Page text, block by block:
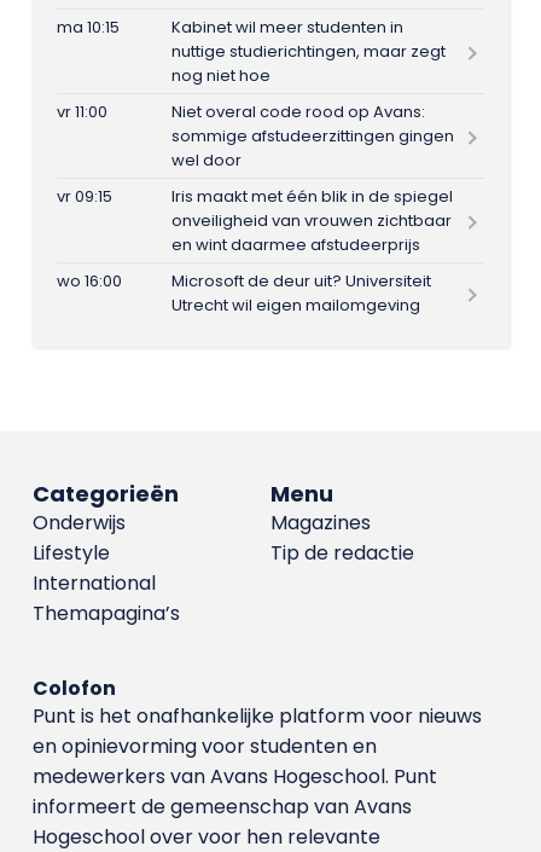
ma 10:15
Kabinet wil meer studenten in
nuttige studierichtingen, maar zegt
nog niet hoe
vr 11:00
Niet overal code rood op Avans:
sommige afstudeerzittingen gingen
wel door
vr 09:15
Iris maakt met één blik in de spiegel
onveiligheid van vrouwen zichtbaar
en wint daarmee afstudeerprijs
wo 16:00
Microsoft de deur uit? Universiteit
Utrecht wil eigen mailomgeving
Menu
Magazines
Tip de redactie
Categorieën
Onderwijs
Lifestyle
International
Themapagina’s
Colofon
Punt is het onafhankelijke platform voor nieuws
en opinievorming voor studenten en
medewerkers van Avans Hoge­school. Punt
informeert de gemeenschap van Avans
Hogeschool over voor hen relevante